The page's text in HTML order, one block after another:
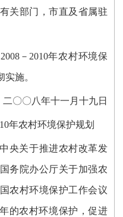
关部门，市直及省属驻
－2010年农村环境保
施。
二〇〇八年十一月十九日
年农村环境保护规划
央关于推进农村改革发
务院办公厅关于加强农
农村环境保护工作会议
的农村环境保护，促进